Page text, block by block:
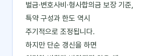
벌금·변호사비·형사합의금 보장 기준,
특약 구성과 한도 역시
주기적으로 조정됩니다.
하지만 단순 갱신을 하면